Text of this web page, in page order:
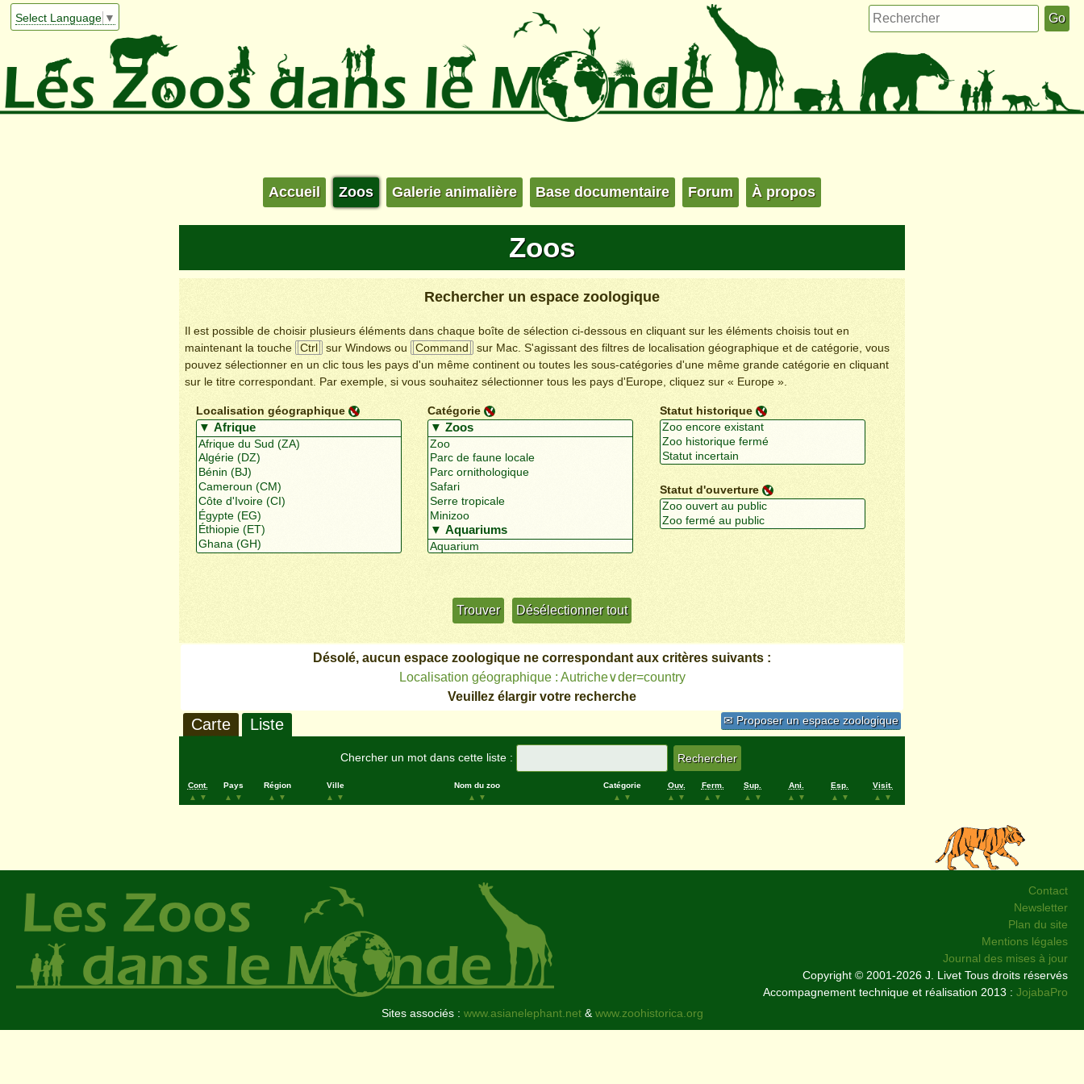
Select Language ▼
Accueil Zoos Galerie animalière Base documentaire Forum À propos
Zoos
Rechercher un espace zoologique
Il est possible de choisir plusieurs éléments dans chaque boîte de sélection ci-dessous en cliquant sur les éléments choisis tout en
maintenant la touche
Ctrl sur Windows ou Command
sur Mac. S'agissant des filtres de localisation géographique et de catégorie, vous
pouvez sélectionner en un clic tous les pays d'un même continent ou toutes les sous-catégories d'une même grande catégorie en cliquant
sur le titre correspondant. Par exemple, si vous souhaitez sélectionner tous les pays d'Europe, cliquez sur « Europe ».
Localisation géographique Catégorie Statut historique
Statut d'ouverture
Désolé, aucun espace zoologique ne correspondant aux critères suivants :
Localisation géographique : Autriche∨der=country
Veuillez élargir votre recherche
✉ Proposer un espace zoologique
Carte Liste
Chercher un mot dans cette liste :
Cont.
▲
▼
Pays
▲
▼
Région
▲
▼
Ville
▲
▼
Nom du zoo
▲
▼
Catégorie
▲
▼
Ouv.
▲
▼
Ferm.
▲
▼
Sup.
▲
▼
Ani.
▲
▼
Esp.
▲
▼
Visit.
▲
▼
Contact
Newsletter
Plan du site
Mentions légales
Journal des mises à jour
Copyright © 2001-2026 J. Livet Tous droits réservés
Accompagnement technique et réalisation 2013 : JojabaPro
Sites associés : www.asianelephant.net&www.zoohistorica.org